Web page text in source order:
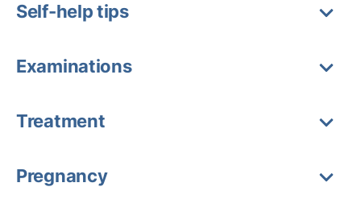
Self-help tips
Examinations
Treatment
Pregnancy